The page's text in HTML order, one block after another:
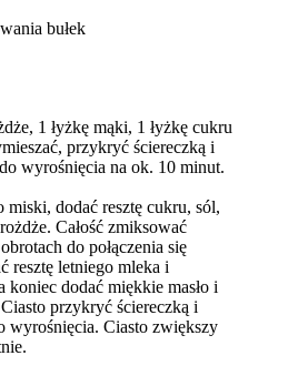
bułek
1 łyżkę mąki, 1 łyżkę cukru
przykryć ściereczką i
wyrośnięcia na ok. 10 minut.
miski, dodać resztę cukru, sól,
Całość zmiksować
do połączenia się
resztę letniego mleka i
dodać miękkie masło i
przykryć ściereczką i
wyrośnięcia. Ciasto zwiększy